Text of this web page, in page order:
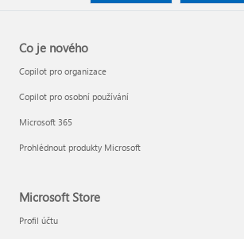
Co je nového
Copilot pro organizace
Copilot pro osobní používání
Microsoft 365
Prohlédnout produkty Microsoft
Microsoft Store
Profil účtu